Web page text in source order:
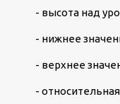
- высота над
- нижнее
- верхнее
-